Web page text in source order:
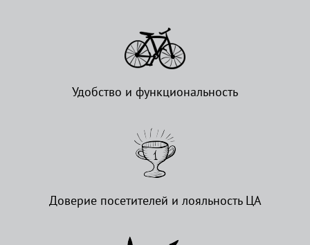
Удобство и функциональность
Доверие посетителей и лояльность ЦА